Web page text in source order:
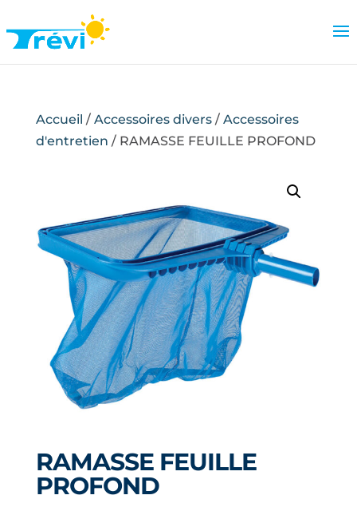
Accueil / Accessoires divers/ Accessoires
d'entretien / RAMASSE FEUILLE PROFOND
RAMASSE FEUILLE
PROFOND